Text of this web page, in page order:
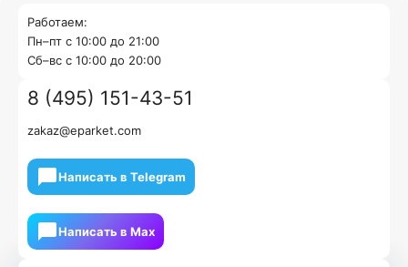
Работаем:
Пн–пт с 10:00 до 21:00
Cб–вс с 10:00 до 20:00
8 (495) 151-43-51
zakaz@eparket.com
Написать в Telegram
Написать в Мах